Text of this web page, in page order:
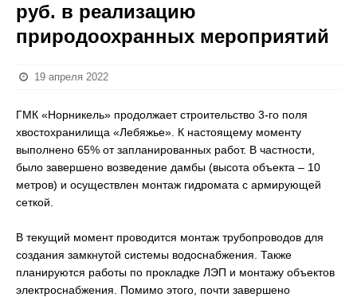
руб. в реализацию
природоохранных мероприятий
19 апреля 2022
ГМК «Норникель» продолжает строительство 3-го поля
хвостохранилища «Лебяжье». К настоящему моменту
выполнено 65% от запланированных работ. В частности,
было завершено возведение дамбы (высота объекта – 10
метров) и осуществлен монтаж гидромата с армирующей
сеткой.
В текущий момент проводится монтаж трубопроводов для
создания замкнутой системы водоснабжения. Также
планируются работы по прокладке ЛЭП и монтажу объектов
электроснабжения. Помимо этого, почти завершено